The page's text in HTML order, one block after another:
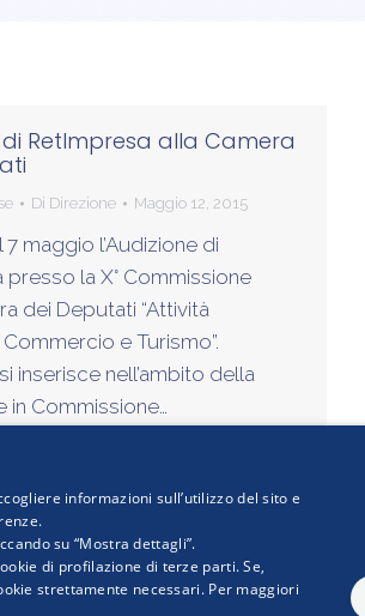
RetImpresa alla Camera
Di Direzione Maggio 12, 2015
7 maggio l’Audizione di
presso la X° Commissione
dei Deputati “Attività
e Turismo”.
si inserisce nell’ambito della
in Commissione…
aggregazioni e le reti d'imprese
informazioni sull’utilizzo del sito e
su “Mostra dettagli”.
di profilazione di terze parti. Se,
strettamente necessari. Per maggiori